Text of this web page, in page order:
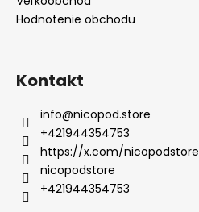
Hodnotenie obchodu
Kontakt
info@nicopod.store
+421944354753
https://x.com/nicopodstore
nicopodstore
+421944354753